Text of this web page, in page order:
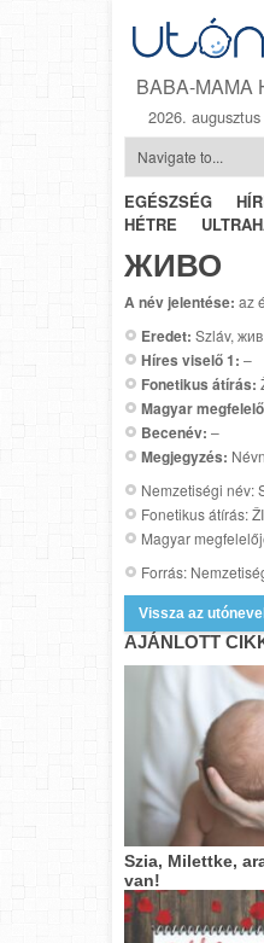
BABA-MAMA
2026. augusztus
EGÉSZSÉG
HÉTRE
ЖИВО
A név jelentése: az
Eredet: Szláv,
Híres viselő 1: –
Fonetikus átírás:
Magyar
Becenév: –
Megjegyzés:
Nemzetiségi név:
Fonetikus átírás:
Magyar
Forrás:
Vissza az
AJÁNLOTT
Szia, Milettke,
van!